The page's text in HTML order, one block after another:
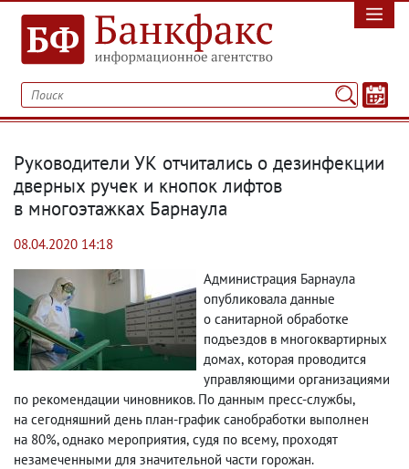
Руководители УК отчитались о дезинфекции
дверных ручек и кнопок лифтов
в многоэтажках Барнаула
08.04.2020 14:18
Администрация Барнаула
опубликовала данные
о санитарной обработке
подъездов в многоквартирных
домах, которая проводится
управляющими организациями
по рекомендации чиновников. По данным пресс-службы,
на сегодняшний день план-график санобработки выполнен
на 80%, однако мероприятия, судя по всему, проходят
незамеченными для значительной части горожан.